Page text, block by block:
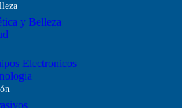
y Belleza
Electronicos